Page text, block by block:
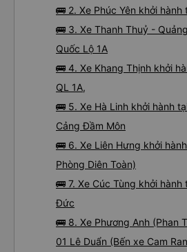
🚌 2. Xe Phúc Yên khởi hành
🚌 3. Xe Thanh Thuỷ -
Quốc Lộ 1A
🚌 4. Xe Khang Thịnh khởi
QL 1A,
🚌 5. Xe Hà Linh khởi hành
Cảng Đầm Môn
🚌 6. Xe Liên Hưng khởi
Phòng Diên Toàn)
🚌 7. Xe Cúc Tùng khởi hành
Đức
🚌 8. Xe Phương Anh (Phan
01 Lê Duẩn (Bến xe Cam